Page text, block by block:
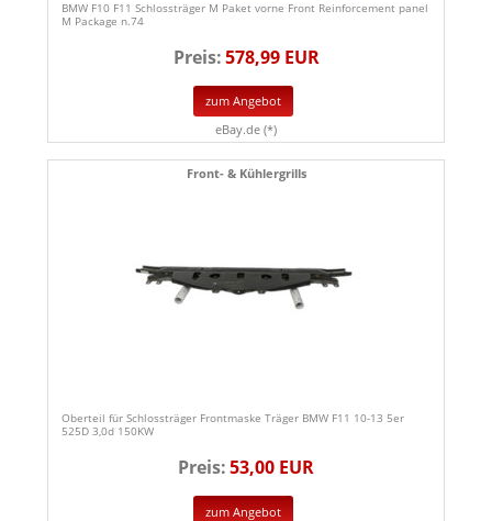
BMW F10 F11 Schlossträger M Paket vorne Front Reinforcement panel
M Package n.74
Preis:578,99 EUR
zum Angebot
eBay.de (*)
Front- & Kühlergrills
Oberteil für Schlossträger Frontmaske Träger BMW F11 10-13 5er
525D 3,0d 150KW
Preis:53,00 EUR
zum Angebot